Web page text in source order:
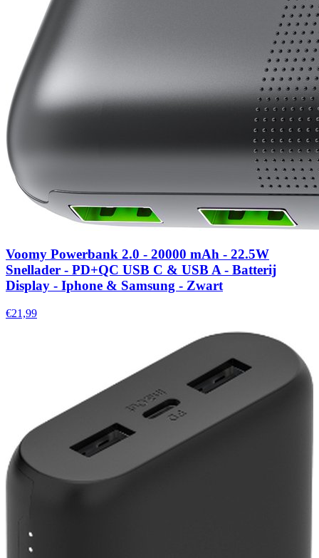
Voomy Powerbank 2.0 - 20000 mAh - 22.5W
Snellader - PD+QC USB C & USB A - Batterij
Display - Iphone & Samsung - Zwart
€21,99